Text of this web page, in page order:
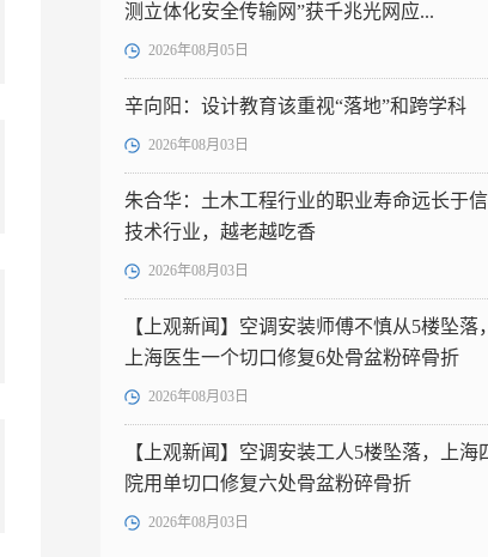
测立体化安全传输网”获千兆光网应...
2026年08月05日
辛向阳：设计教育该重视“落地”和跨学科
2026年08月03日
朱合华：土木工程行业的职业寿命远长于
技术行业，越老越吃香
2026年08月03日
【上观新闻】空调安装师傅不慎从5楼坠落
上海医生一个切口修复6处骨盆粉碎骨折
2026年08月03日
【上观新闻】空调安装工人5楼坠落，上海
院用单切口修复六处骨盆粉碎骨折
2026年08月03日